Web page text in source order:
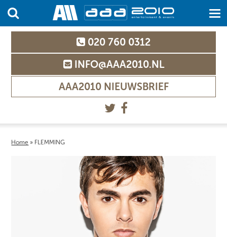
020 760 0312
INFO@AAA2010.NL
AAA2010 NIEUWSBRIEF
Home » FLEMMING